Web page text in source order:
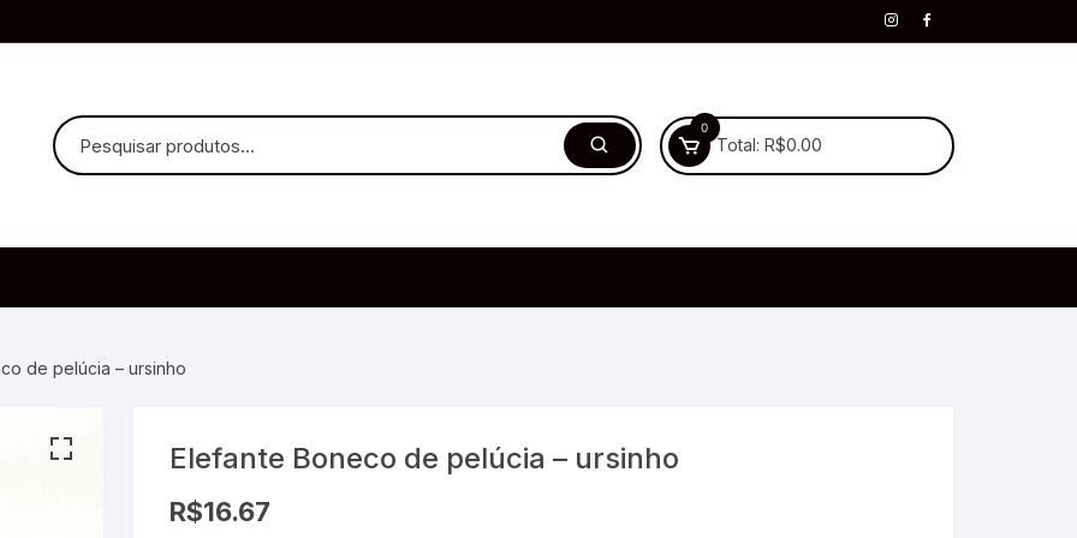
0
Total: R$0.00
Microfone
de pelúcia – ursinho
Elefante Boneco de pelúcia – ursinho
R$16.67